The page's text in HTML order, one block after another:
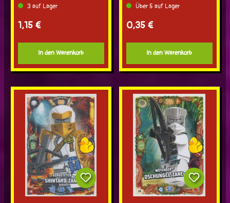
3 auf Lager
Regulärer Preis:
1,15 €
In den Warenkorb
Über 5 auf Lager
Regulärer Preis:
0,35 €
In den Warenkorb